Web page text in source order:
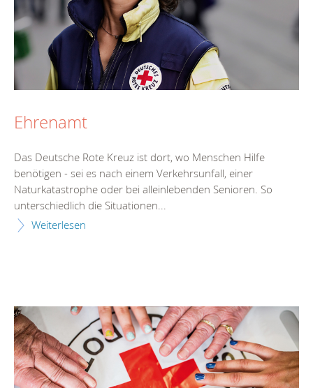
Ehrenamt
Das Deutsche Rote Kreuz ist dort, wo Menschen Hilfe
benötigen - sei es nach einem Verkehrsunfall, einer
Naturkatastrophe oder bei alleinlebenden Senioren. So
unterschiedlich die Situationen...
Weiterlesen